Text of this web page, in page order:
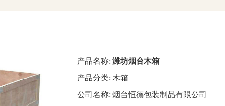
产品名称: 潍坊烟台木箱
产品分类: 木箱
公司名称: 烟台恒德包装制品有限公司